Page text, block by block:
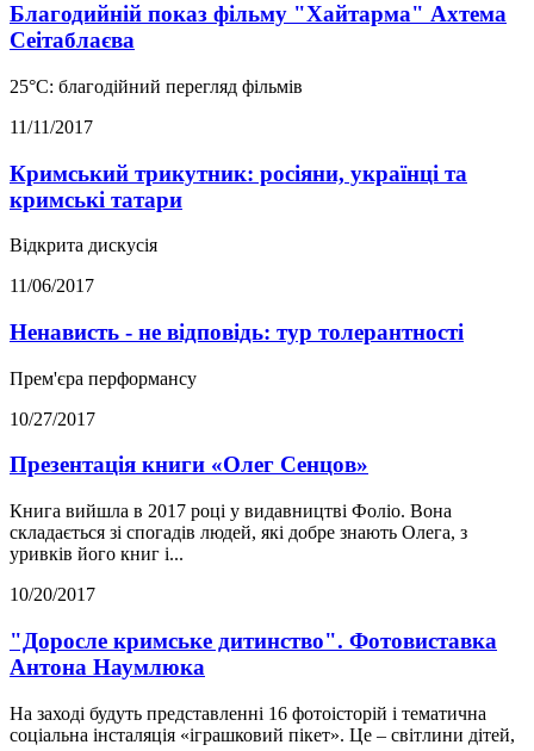
Благодийній показ фільму "Хайтарма" Ахтема
Сеітаблаєва
25°С: благодійний перегляд фільмів
11/11/2017
Кримський трикутник: росіяни, українці та
кримські татари
Відкрита дискусія
11/06/2017
Ненависть - не відповідь: тур толерантності
Прем'єра перформансу
10/27/2017
Презентація книги «Олег Сенцов»
Книга вийшла в 2017 році у видавництві Фоліо. Вона
складається зі спогадів людей, які добре знають Олега, з
уривків його книг і...
10/20/2017
"Доросле кримське дитинство". Фотовиставка
Антона Наумлюка
На заході будуть представленні 16 фотоісторій і тематична
соціальна інсталяція «іграшковий пікет». Це – світлини дітей,